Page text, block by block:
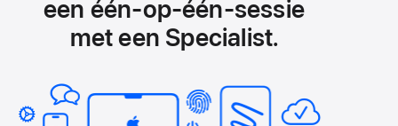
een één‑op‑één-sessie
met een Specialist.